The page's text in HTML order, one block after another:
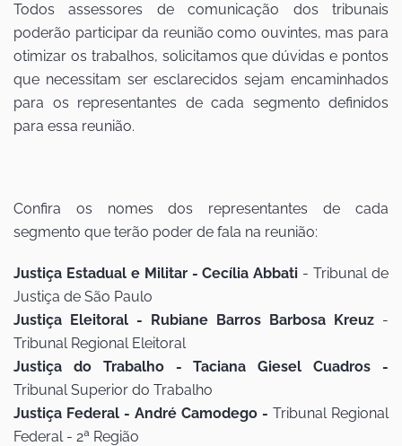
Todos assessores de comunicação dos tribunais
poderão participar da reunião como ouvintes, mas para
otimizar os trabalhos, solicitamos que dúvidas e pontos
que necessitam ser esclarecidos sejam encaminhados
para os representantes de cada segmento definidos
para essa reunião.
Confira os nomes dos representantes de cada
segmento que terão poder de fala na reunião:
Justiça Estadual e Militar - Cecília Abbati - Tribunal de
Justiça de São Paulo
Justiça Eleitoral - Rubiane Barros Barbosa Kreuz -
Tribunal Regional Eleitoral
Justiça do Trabalho - Taciana Giesel Cuadros -
Tribunal Superior do Trabalho
Justiça Federal - André Camodego - Tribunal Regional
Federal - 2ª Região